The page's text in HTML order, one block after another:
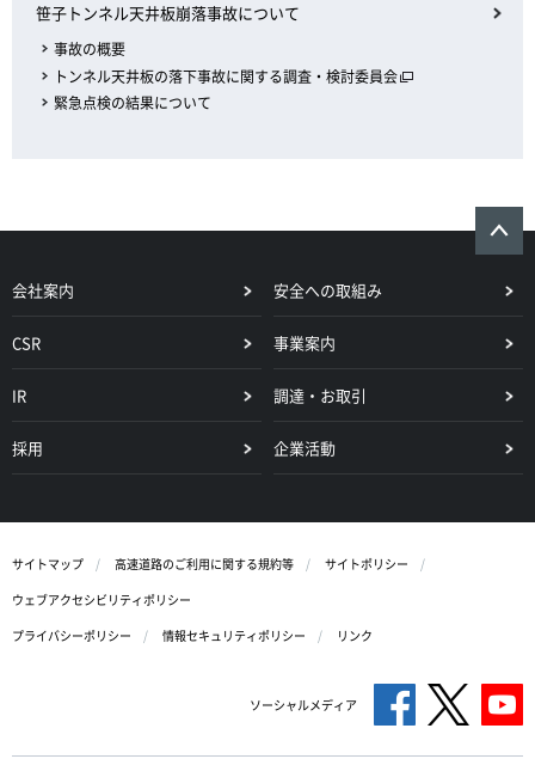
笹子トンネル天井板崩落事故について
事故の概要
トンネル天井板の落下事故に関する調査・検討委員会
緊急点検の結果について
会社案内 安全への取組み
CSR 事業案内
IR 調達・お取引
採用 企業活動
サイトマップ 高速道路のご利用に関する規約等
サイトポリシー
ウェブアクセシビリティポリシー
プライバシーポリシー
情報セキュリティポリシー リンク
ソーシャルメディア